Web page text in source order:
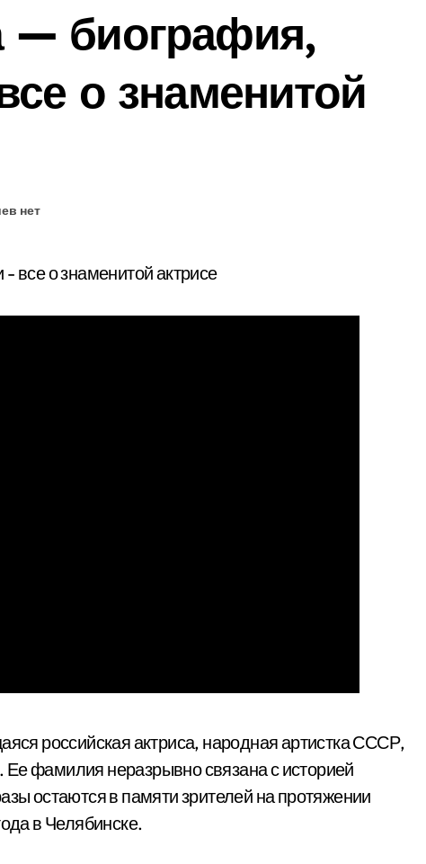
— биография,
о знаменитой
нет
российская актриса, народная артистка СССР,
фамилия неразрывно связана с историей
остаются в памяти зрителей на протяжении
в Челябинске.